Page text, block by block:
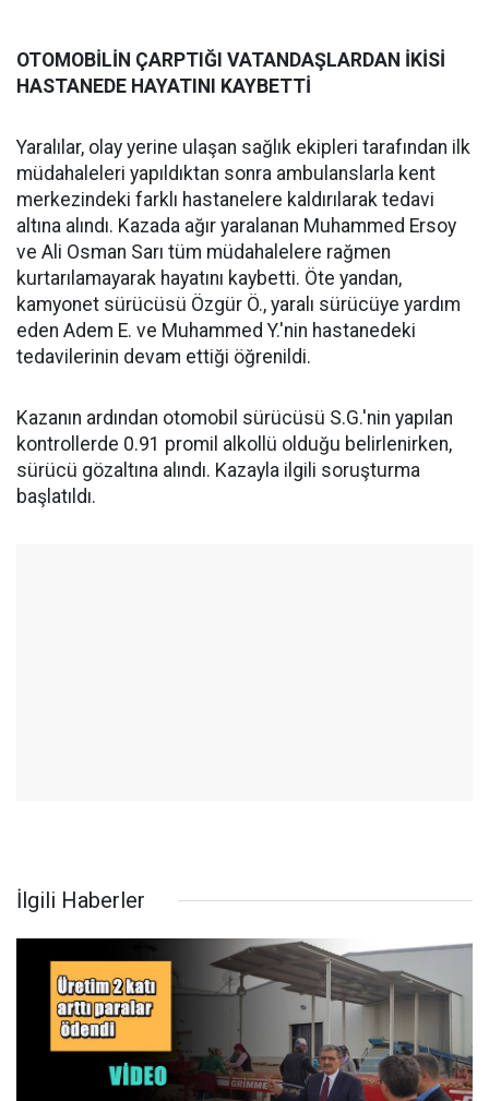
OTOMOBİLİN ÇARPTIĞI VATANDAŞLARDAN İKİSİ
HASTANEDE HAYATINI KAYBETTİ
Yaralılar, olay yerine ulaşan sağlık ekipleri tarafından ilk
müdahaleleri yapıldıktan sonra ambulanslarla kent
merkezindeki farklı hastanelere kaldırılarak tedavi
altına alındı. Kazada ağır yaralanan Muhammed Ersoy
ve Ali Osman Sarı tüm müdahalelere rağmen
kurtarılamayarak hayatını kaybetti. Öte yandan,
kamyonet sürücüsü Özgür Ö., yaralı sürücüye yardım
eden Adem E. ve Muhammed Y.'nin hastanedeki
tedavilerinin devam ettiği öğrenildi.
Kazanın ardından otomobil sürücüsü S.G.'nin yapılan
kontrollerde 0.91 promil alkollü olduğu belirlenirken,
sürücü gözaltına alındı. Kazayla ilgili soruşturma
başlatıldı.
İlgili Haberler